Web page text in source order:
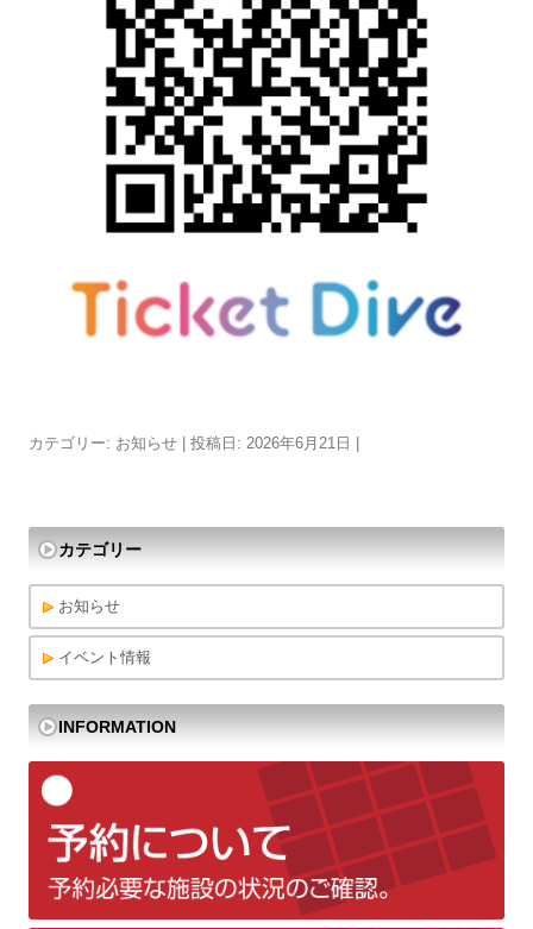
カテゴリー: お知らせ | 投稿日: 2026年6月21日 |
カテゴリー
お知らせ
イベント情報
INFORMATION